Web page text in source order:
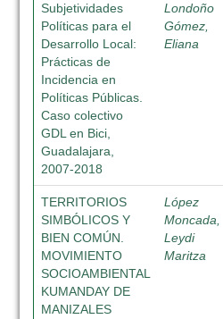
Subjetividades
Políticas para el
Desarrollo Local:
Prácticas de
Incidencia en
Políticas Públicas.
Caso colectivo
GDL en Bici,
Guadalajara,
2007-2018
Londoño
Gómez,
Eliana
TERRITORIOS
SIMBÓLICOS Y
BIEN COMÚN.
MOVIMIENTO
SOCIOAMBIENTAL
KUMANDAY DE
MANIZALES
López
Moncada,
Leydi
Maritza